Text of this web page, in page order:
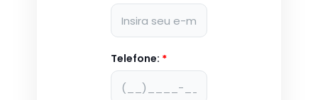
Telefone: *